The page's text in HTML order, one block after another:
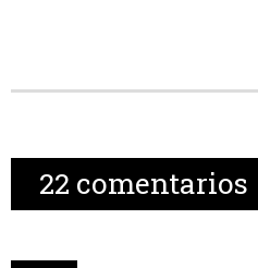
22 comentarios